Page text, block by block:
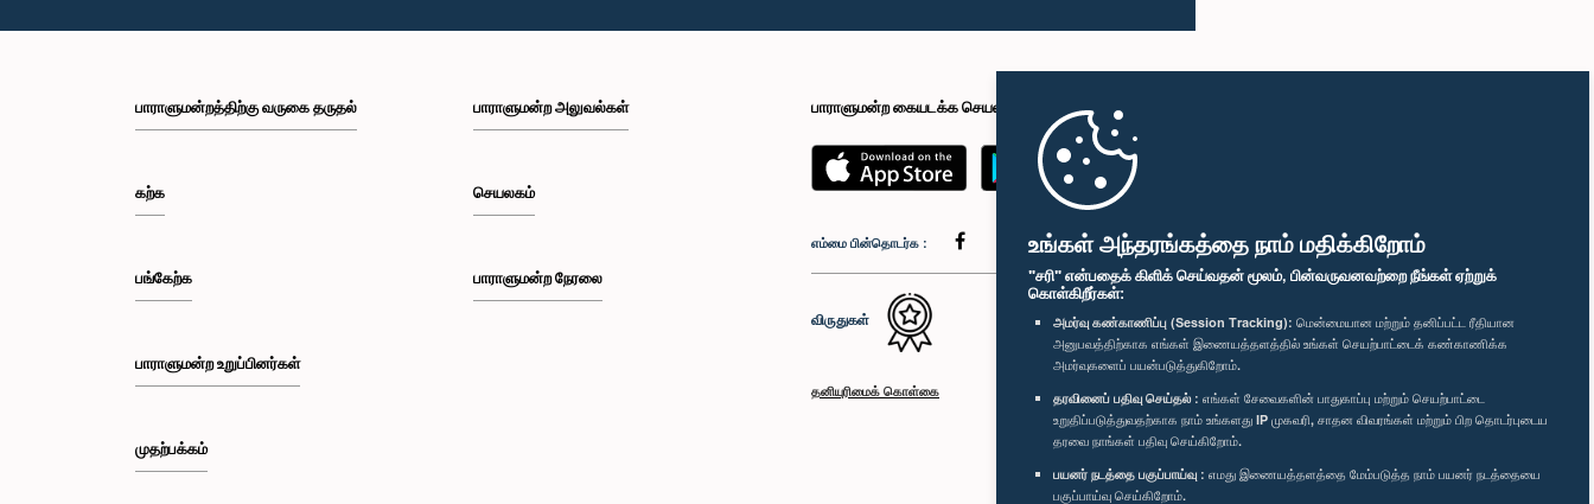
உங்கள் அந்தரங்கத்தை நாம் மதிக்கிறோம்
"சரி" என்பதைக் கிளிக் செய்வதன் மூலம், பின்வருவனவற்றை நீங்கள் ஏற்றுக்
கொள்கிறீர்கள்:
அமர்வு கண்காணிப்பு (Session Tracking): மென்மையான மற்றும் தனிப்பட்ட ரீதியான
அனுபவத்திற்காக எங்கள் இணையத்தளத்தில் உங்கள் செயற்பாட்டைக் கண்காணிக்க
அமர்வுகளைப் பயன்படுத்துகிறோம்.
தரவினைப் பதிவு செய்தல் : எங்கள் சேவைகளின் பாதுகாப்பு மற்றும் செயற்பாட்டை
உறுதிப்படுத்துவதற்காக நாம் உங்களது IP முகவரி, சாதன விவரங்கள் மற்றும் பிற தொடர்புடைய
தரவை நாங்கள் பதிவு செய்கிறோம்.
பயனர் நடத்தை பகுப்பாய்வு : எமது இணையத்தளத்தை மேம்படுத்த நாம் பயனர் நடத்தையை
பகுப்பாய்வு செய்கிறோம்.
பாராளுமன்றத்திற்கு வருகை தருதல்
கற்க
பங்கேற்க
பாராளுமன்ற உறுப்பினர்கள்
முதற்பக்கம்
பாராளுமன்ற அலுவல்கள்
செயலகம்
பாராளுமன்ற நேரலை
பாராளுமன்ற கையடக்க செயலி
எம்மை பின்தொடர்க :
விருதுகள்
தனியுரிமைக் கொள்கை